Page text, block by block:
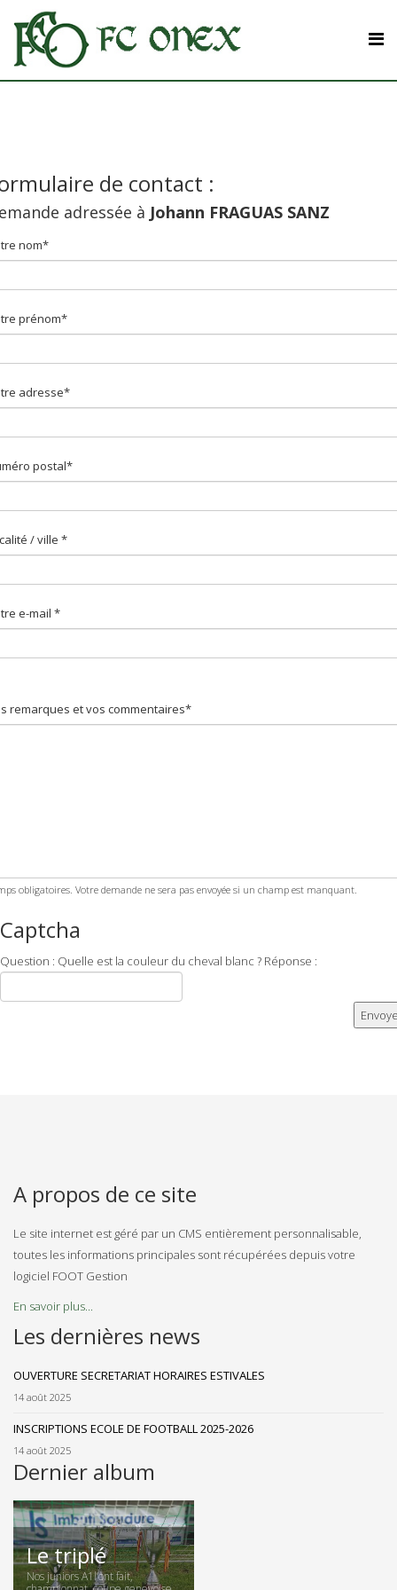
de contact :
adressée à Johann FRAGUAS SANZ
nom*
prénom*
adresse*
postal*
/ ville *
e-mail *
remarques et vos commentaires*
obligatoires. Votre demande ne sera pas envoyée si un champ est manquant.
Captcha
Question : Quelle est la couleur du cheval blanc ? Réponse :
A propos de ce site
Le site internet est géré par un CMS entièrement personnalisable,
toutes les informations principales sont récupérées depuis votre
logiciel FOOT Gestion
En savoir plus...
Les dernières news
OUVERTURE SECRETARIAT HORAIRES ESTIVALES
14 août 2025
INSCRIPTIONS ECOLE DE FOOTBALL 2025-2026
14 août 2025
Dernier album
Le triplé
Nos juniors A1l’ont fait,